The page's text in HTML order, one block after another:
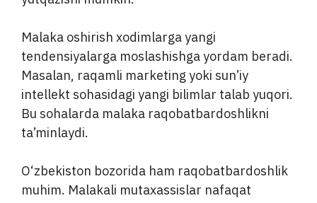
Malaka oshirish xodimlarga yangi
tendensiyalarga moslashishga yordam beradi.
Masalan, raqamli marketing yoki sun’iy
intellekt sohasidagi yangi bilimlar talab yuqori.
Bu sohalarda malaka raqobatbardoshlikni
ta’minlaydi.
O‘zbekiston bozorida ham raqobatbardoshlik
muhim. Malakali mutaxassislar nafaqat